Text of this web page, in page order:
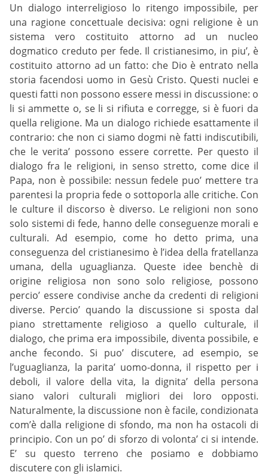
Un dialogo interreligioso lo ritengo impossibile, per
una ragione concettuale decisiva: ogni religione è un
sistema vero costituito attorno ad un nucleo
dogmatico creduto per fede. Il cristianesimo, in piu’, è
costituito attorno ad un fatto: che Dio è entrato nella
storia facendosi uomo in Gesù Cristo. Questi nuclei e
questi fatti non possono essere messi in discussione: o
li si ammette o, se li si rifiuta e corregge, si è fuori da
quella religione. Ma un dialogo richiede esattamente il
contrario: che non ci siamo dogmi nè fatti indiscutibili,
che le verita’ possono essere corrette. Per questo il
dialogo fra le religioni, in senso stretto, come dice il
Papa, non è possibile: nessun fedele puo’ mettere tra
parentesi la propria fede o sottoporla alle critiche. Con
le culture il discorso è diverso. Le religioni non sono
solo sistemi di fede, hanno delle conseguenze morali e
culturali. Ad esempio, come ho detto prima, una
conseguenza del cristianesimo è l’idea della fratellanza
umana, della uguaglianza. Queste idee benchè di
origine religiosa non sono solo religiose, possono
percio’ essere condivise anche da credenti di religioni
diverse. Percio’ quando la discussione si sposta dal
piano strettamente religioso a quello culturale, il
dialogo, che prima era impossibile, diventa possibile, e
anche fecondo. Si puo’ discutere, ad esempio, se
l’uguaglianza, la parita’ uomo-donna, il rispetto per i
deboli, il valore della vita, la dignita’ della persona
siano valori culturali migliori dei loro opposti.
Naturalmente, la discussione non è facile, condizionata
com’è dalla religione di sfondo, ma non ha ostacoli di
principio. Con un po’ di sforzo di volonta’ ci si intende.
E’ su questo terreno che posiamo e dobbiamo
discutere con gli islamici.